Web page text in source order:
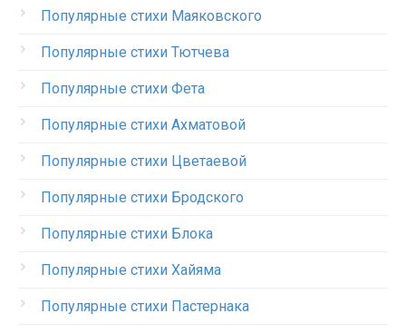
Популярные стихи Маяковского
Популярные стихи Тютчева
Популярные стихи Фета
Популярные стихи Ахматовой
Популярные стихи Цветаевой
Популярные стихи Бродского
Популярные стихи Блока
Популярные стихи Хайяма
Популярные стихи Пастернака